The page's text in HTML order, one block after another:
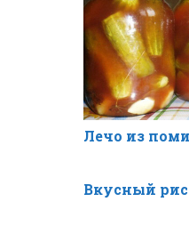
Лечо из
Вкусный